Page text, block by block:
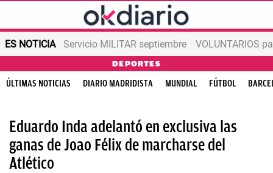
ES NOTICIA Servicio MILITAR septiembre VOLUNTARIOS
DEPORTES
ÚLTIMAS NOTICIAS DIARIO MADRIDISTA MUNDIAL FÚTBOL
Eduardo Inda adelantó en exclusiva las
ganas de Joao Félix de marcharse del
Atlético